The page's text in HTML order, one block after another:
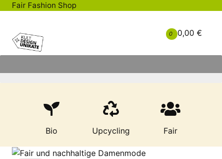
Fair Fashion Shop
0 0,00 €
Bio Upcycling Fair